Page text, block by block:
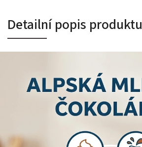
Detailní popis produktu